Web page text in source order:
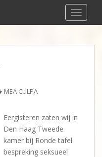
MEA CULPA
Eergisteren zaten wij in
Den Haag Tweede
kamer bij Ronde tafel
bespreking seksueel